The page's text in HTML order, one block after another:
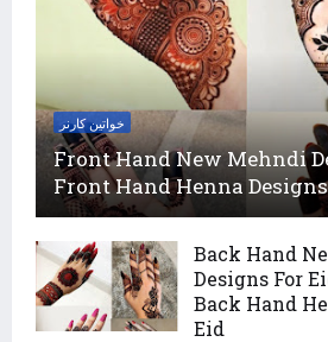
خواتین کارنر
Front Hand New Mehndi
Front Hand Henna
Back Hand
Designs For
Back Hand
Eid